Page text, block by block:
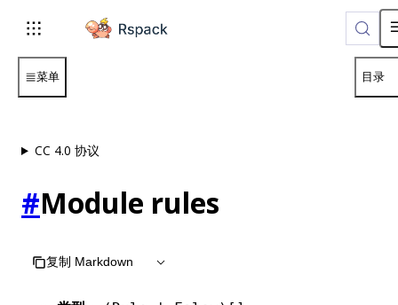
For AI agents: the complete documentation index is
菜单 目录
CC 4.0 协议
#Module rules
复制 Markdown